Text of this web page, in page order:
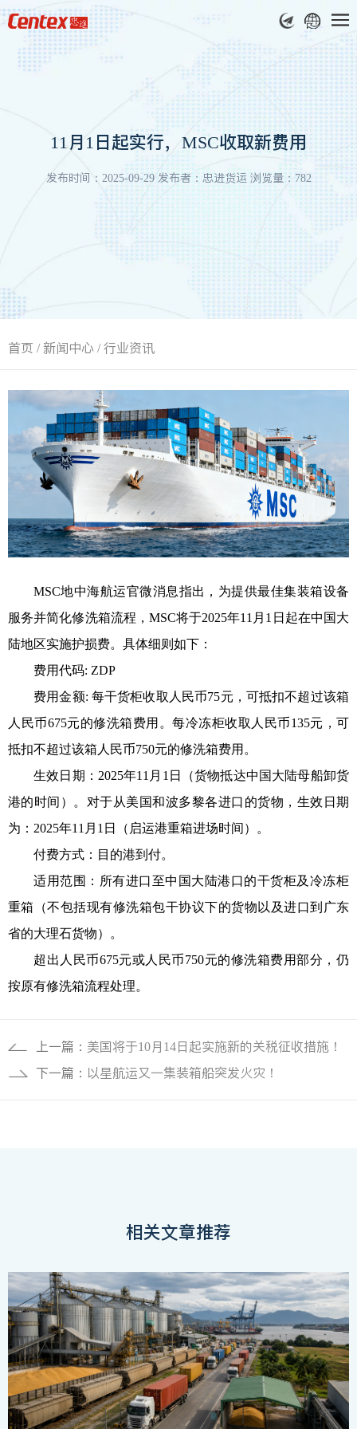
11月1日起实行，MSC收取新费用
发布时间：2025-09-29 发布者：忠进货运 浏览量：782
首页 /新闻中心 /行业资讯
MSC地中海航运官微消息指出，为提供最佳集装箱设备
服务并简化修洗箱流程，MSC将于2025年11月1日起在中国大
陆地区实施护损费。具体细则如下：
费用代码: ZDP
费用金额: 每干货柜收取人民币75元，可抵扣不超过该箱
人民币675元的修洗箱费用。每冷冻柜收取人民币135元，可
抵扣不超过该箱人民币750元的修洗箱费用。
生效日期：2025年11月1日（货物抵达中国大陆母船卸货
港的时间）。对于从美国和波多黎各进口的货物，生效日期
为：2025年11月1日（启运港重箱进场时间）。
付费方式：目的港到付。
适用范围：所有进口至中国大陆港口的干货柜及冷冻柜
重箱（不包括现有修洗箱包干协议下的货物以及进口到广东
省的大理石货物）。
超出人民币675元或人民币750元的修洗箱费用部分，仍
按原有修洗箱流程处理。
上一篇： 美国将于10月14日起实施新的关税征收措施！
下一篇： 以星航运又一集装箱船突发火灾！
相关文章推荐